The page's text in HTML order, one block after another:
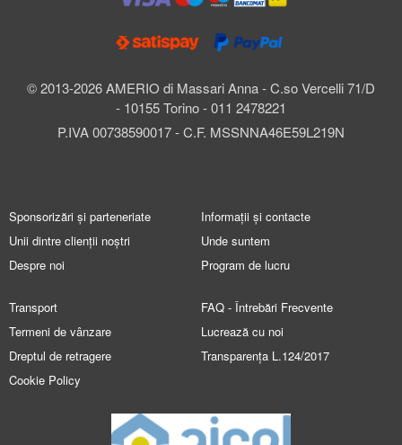
© 2013-2026 AMERIO di Massari Anna - C.so Vercelli 71/D
- 10155 Torino - 011 2478221
P.IVA 00738590017 - C.F. MSSNNA46E59L219N
Sponsorizări și parteneriate
Unii dintre clienții noștri
Despre noi
Informații și contacte
Unde suntem
Program de lucru
Transport
Termeni de vânzare
Dreptul de retragere
Cookie Policy
FAQ - Întrebări Frecvente
Lucrează cu noi
Transparența L.124/2017